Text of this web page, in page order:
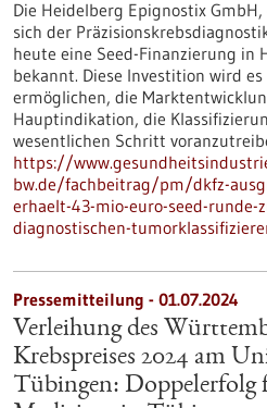
Die Heidelberg Epignostix
sich der
heute eine Seed-Finanzierung in
bekannt. Diese Investition wird
ermöglichen, die
Hauptindikation, die
wesentlichen Schritt
https://
bw.de/fachbeitrag/pm/dkfz-
erhaelt-43-mio-euro-seed-runde-
diagnostischen-
Pressemitteilung - 01.07.2024
Verleihung des
Krebspreises 2024 am
Tübingen: Doppelerfolg